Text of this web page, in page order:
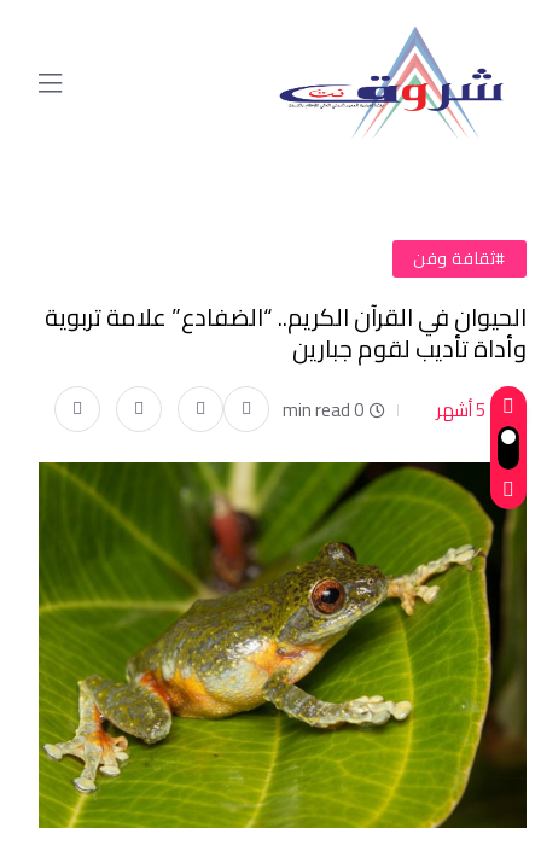
#ثقافة وفن
الحيوان في القرآن الكريم.. “الضفادع” علامة تربوية
وأداة تأديب لقوم جبارين
5 أشهر 0 min read